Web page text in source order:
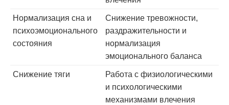
Нормализация сна и
психоэмоционального
состояния
Снижение тревожности,
раздражительности и
нормализация
эмоционального баланса
Снижение тяги
Работа с физиологическими
и психологическими
механизмами влечения